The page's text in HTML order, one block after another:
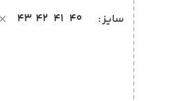
سایز 40
41
42
43